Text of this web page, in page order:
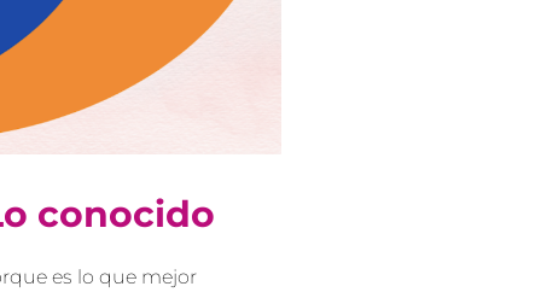
conocido
es lo que mejor